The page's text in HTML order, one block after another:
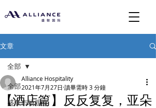
文章
全部
盛联市场观察
全部
【酒店篇】反反复复，亚朵
Alliance Hospitality
2021年7月27日 讀畢需時 3 分鐘